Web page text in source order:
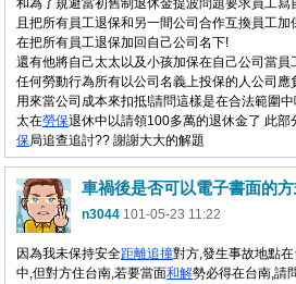
和為了規避當初舊制退休金提波問題要求員工寫
且把所有員工退保和另一間公司合作互換員工加
在把所有員工退保加回自己公司名下!
還有他將自己太太以及小孩加保在自己公司當員
任何勞動行為所有以公司名義上投保的人公司應
用來當公司成本來扣抵!請問這樣是在合法範圍
太在勞保退休中以請領100多萬的退休金了 此部
保局追查追討?? 謝謝大大的解題
車禍後是否可以電子書面的
n3044 101-05-23 11:22
因為我未保持安全距離追撞對方,發生事故地點
中,但對方住台南,若要當面和解勢必得在台南,請